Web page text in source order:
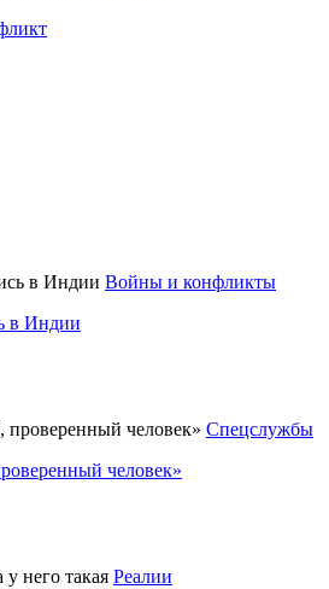
Войны и конфликты
в Индии
Спецслужбы
человек»
Реалии